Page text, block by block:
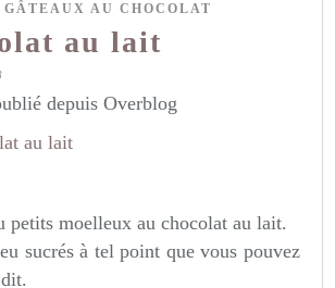
GÂTEAUX AU CHOCOLAT
au lait
depuis Overblog
petits moelleux au chocolat au lait.
sucrés à tel point que vous pouvez